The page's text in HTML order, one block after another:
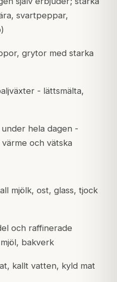
svartpeppar,
grytor med starka
- lättsmälta,
hela dagen -
och vätska
mjölk, ost, glass, tjock
och raffinerade
bakverk
kallt vatten, kyld mat